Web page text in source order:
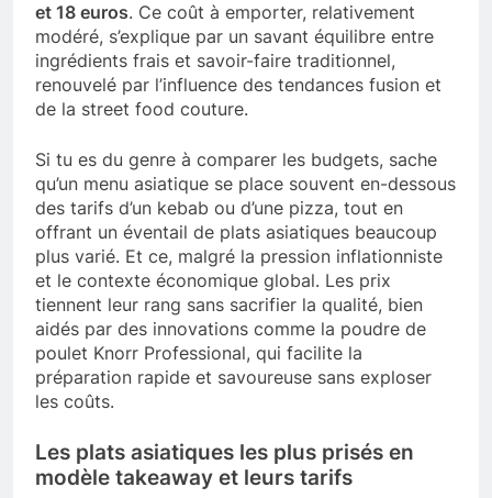
et 18 euros. Ce coût à emporter, relativement
modéré, s’explique par un savant équilibre entre
ingrédients frais et savoir-faire traditionnel,
renouvelé par l’influence des tendances fusion et
de la street food couture.
Si tu es du genre à comparer les budgets, sache
qu’un menu asiatique se place souvent en-dessous
des tarifs d’un kebab ou d’une pizza, tout en
offrant un éventail de plats asiatiques beaucoup
plus varié. Et ce, malgré la pression inflationniste
et le contexte économique global. Les prix
tiennent leur rang sans sacrifier la qualité, bien
aidés par des innovations comme la poudre de
poulet Knorr Professional, qui facilite la
préparation rapide et savoureuse sans exploser
les coûts.
Les plats asiatiques les plus prisés en
modèle takeaway et leurs tarifs